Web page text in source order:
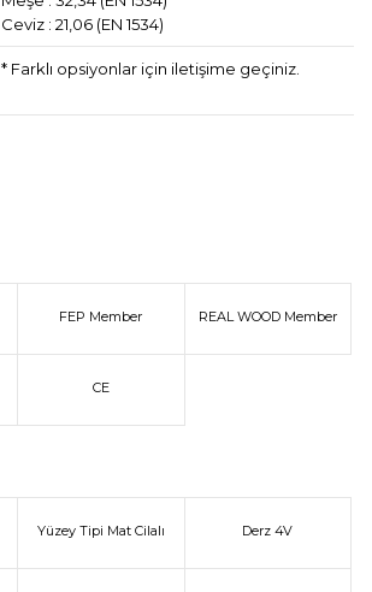
Ceviz : 21,06 (EN 1534)
* Farklı opsiyonlar için iletişime geçiniz.
FEP Member REAL WOOD Member
CE
Yüzey Tipi Mat Cilalı Derz 4V